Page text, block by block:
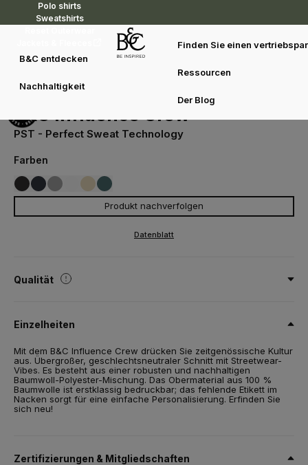
Polo shirts
Sweatshirts
B&C entdecken
Nachhaltigkeit
Finden Sie einen
Ressourcen
Der Blog
B&C Influence Crew
B&C Influence Crew
PST - Perfect Sweat Technology
Farben
620
447
Produkt nachverfolgen
Datenblatt
Qualität
XS,S, M,L,XL,2XL,3XL,4XL*, 5XL*
Gewicht
350 g/m²
Verpackung
Einzelheiten
Mit dem B&C Influence Crew drücken Sie zeitgenössische Kultur
aus. Übergroßer, geschlechtsneutraler Schnitt mit Streetwear-
Vibes. Es besteht aus einer robusten und nachhaltigen
Baumwoll-Polyester-Mischung. Das Obermaterial aus 100 %
Baumwolle ist erstklassig bedruckbar; das fehlende Etikett im
Nacken sorgt für eine einfache Personalisierung. Erfinden Sie
sich neu!
Zertifizierungen & Mitgliedschaften